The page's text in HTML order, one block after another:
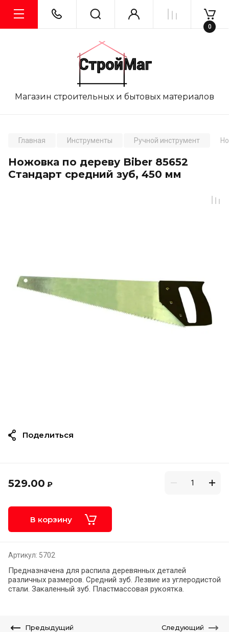
Магазин строительных и бытовых материалов
0
Главная Инструменты Ручной инструмент
Ножовка по дереву Biber 85652
Стандарт средний зуб, 450 мм
529.00 ₽
В корзину
Артикул: 5702
Предназначена для распила деревянных деталей
различных размеров. Средний зуб. Лезвие из углеродистой
стали. Закаленный зуб. Пластмассовая рукоятка.
Поделиться
Предыдущий Следующий